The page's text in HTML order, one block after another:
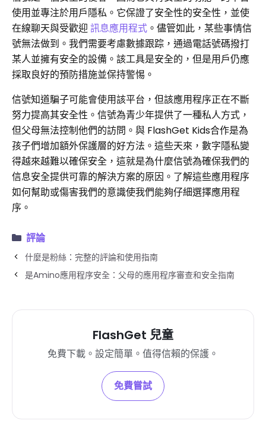
使用並專注於用戶隱私。它保證了安全性的安全性，並使
在線聊天與受歡迎訊息應用程式 。儘管如此，某些事情信
號無法做到。我們需要考慮數據跟踪，通過電話號碼撥打
某人並擁有安全的設備。該工具是安全的，但是用戶仍應
採取良好的預防措施並保持警惕。
信號知道騙子可能會使用該平台，但該應用程序正在不斷
努力提高其安全性。信號為青少年提供了一種私人方式，
但父母無法控制他們的訪問。與 FlashGet Kids合作是為
孩子們增加額外保護層的好方法。這些天來，數字隱私變
得越來越難以確保安全，這就是為什麼信號為確保我們的
信息安全提供可靠的解決方案的原因。了解這些應用程序
如何幫助或傷害我們的意識使我們能夠仔細選擇應用程
序。
評論
什麼是粉絲：完整的評論和使用指南
是Amino應用程序安全：父母的應用程序審查和安全指南
FlashGet 兒童
免費下載。設定簡單。值得信賴的保護。
免費嘗試